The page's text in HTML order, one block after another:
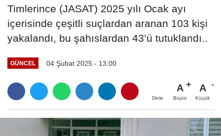
Timlerince (JASAT) 2025 yılı Ocak ayı
içerisinde çeşitli suçlardan aranan 103 kişi
yakalandı, bu şahıslardan 43’ü tutuklandı..
GÜNCEL 04 Şubat 2025 - 13:00
Dinle
A
Büyüt
A
Küçült